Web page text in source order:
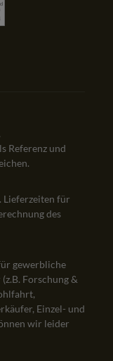
Referenz und
Lieferzeiten für
des
gewerbliche
Forschung &
Einzel- und
wir leider